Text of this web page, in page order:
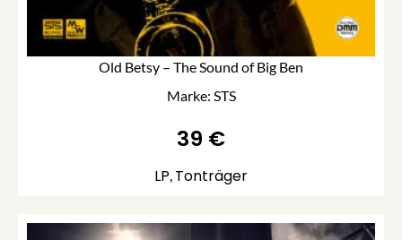
LP, Tonträger
Old Betsy – The Sound of Big Ben
Marke: STS
39 €